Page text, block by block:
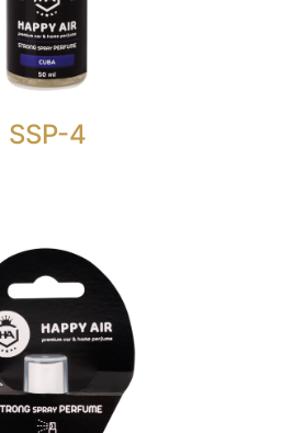
SSP-4
mirisa od 30%.
miris sa bazom lavande.
PERFUME 50
ML.